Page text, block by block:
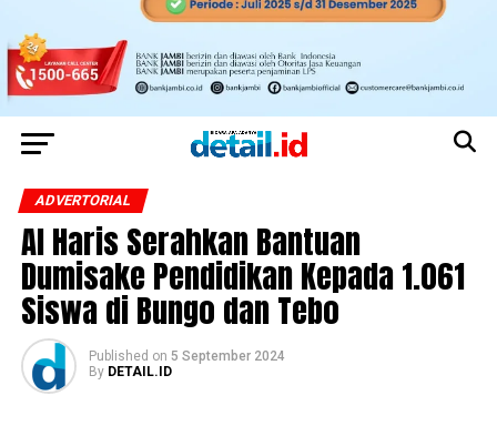
ADVERTORIAL
Al Haris Serahkan Bantuan
Dumisake Pendidikan Kepada 1.061
Siswa di Bungo dan Tebo
Published on 5 September 2024
By DETAIL.ID